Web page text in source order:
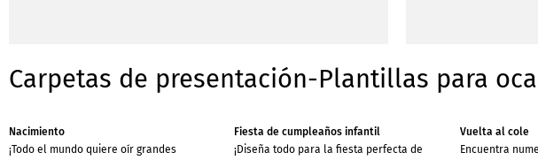
Carpetas de presentación-Plantillas para
Nacimiento
¡Todo el mundo quiere oír grandes
Fiesta de cumpleaños infantil
¡Diseña todo para la fiesta perfecta de
Vuelta al cole
Encuentra